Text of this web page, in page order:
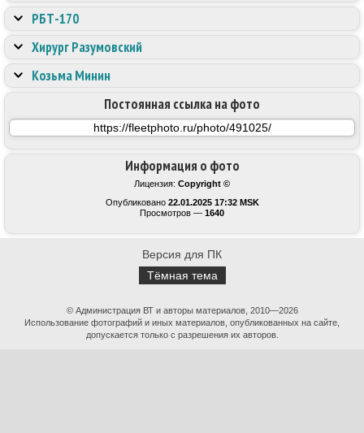
Информация о фото
Лицензия: Copyright ©
Опубликовано 22.01.2025 17:32 MSK
Просмотров — 1640
Постоянная ссылка на фото
РБТ-170
Хирург Разумовский
Козьма Минин
Версия для ПК
Тёмная тема
© Администрация ВТ и авторы материалов, 2010—2026
Использование фотографий и иных материалов, опубликованных на сайте,
допускается только с разрешения их авторов.